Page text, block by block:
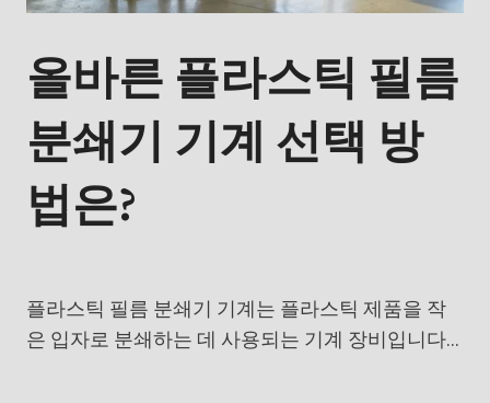
올바른 플라스틱 필름
분쇄기 기계 선택 방
법은?
플라스틱 필름 분쇄기 기계는 플라스틱 제품을 작
은 입자로 분쇄하는 데 사용되는 기계 장비입니다…